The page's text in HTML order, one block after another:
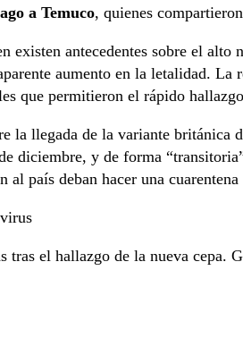
a Temuco, quienes
existen antecedentes sobre el
aumento en la letalidad.
que permitieron el rápido
la llegada de la variante británica
diciembre, y de forma
al país deban hacer una
tras el hallazgo de la nueva cepa.